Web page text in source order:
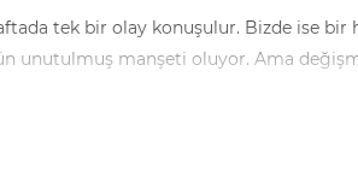
tek bir olay konuşulur. Bizde ise bir
unutulmuş manşeti oluyor. Ama